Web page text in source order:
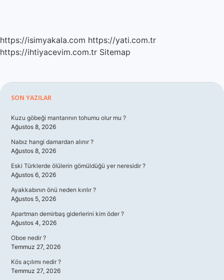
https://isimyakala.com https://yati.com.tr
https://ihtiyacevim.com.tr Sitemap
Sidebar
SON YAZILAR
Kuzu göbeği mantarının tohumu olur mu ?
Ağustos 8, 2026
Nabız hangi damardan alınır ?
Ağustos 8, 2026
Eski Türklerde ölülerin gömüldüğü yer neresidir ?
Ağustos 6, 2026
Ayakkabının önü neden kırılır ?
Ağustos 5, 2026
Apartman demirbaş giderlerini kim öder ?
Ağustos 4, 2026
Oboe nedir ?
Temmuz 27, 2026
Kös açılımı nedir ?
Temmuz 27, 2026